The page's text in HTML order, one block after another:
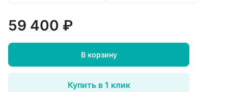
59 400 ₽
В корзину
Купить в 1 клик